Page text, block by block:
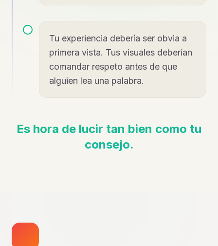
Tu experiencia debería ser obvia a
primera vista. Tus visuales deberían
comandar respeto antes de que
alguien lea una palabra.
Es hora de lucir tan bien como tu
consejo.